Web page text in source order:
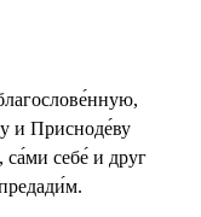
и Присноде́ву
себе́ и друг